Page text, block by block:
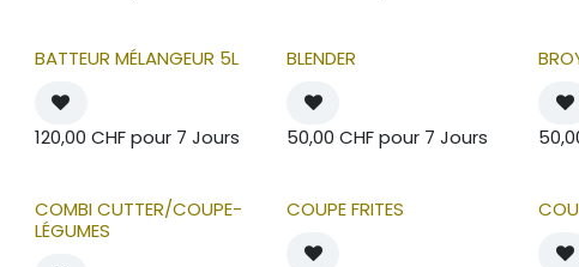
BATTEUR MÉLANGEUR 5L
120,00 CHFpour 7 Jours
BLENDER
50,00 CHF pour 7 Jours
COMBI CUTTER/COUPE-
LÉGUMES
COUPE FRITES